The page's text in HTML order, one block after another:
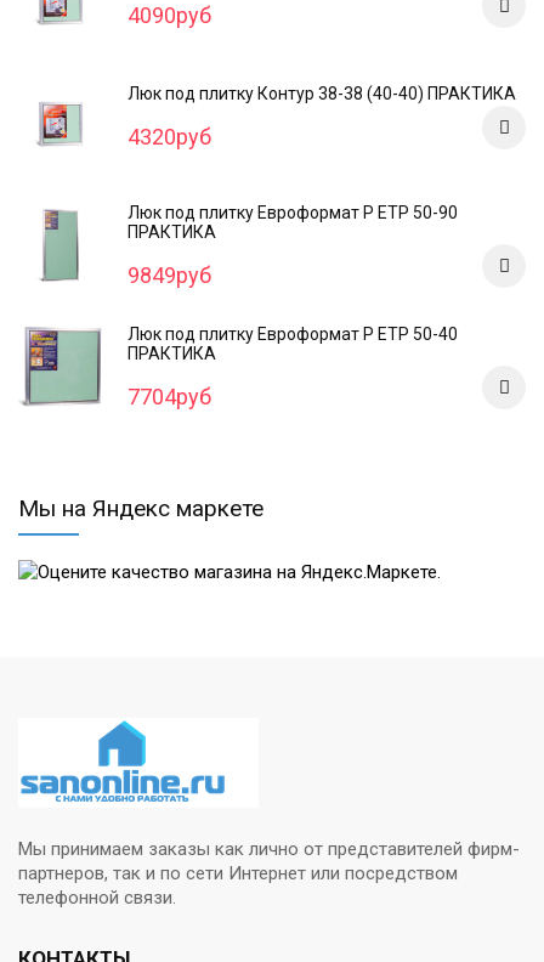
4090руб
Люк под плитку Контур 38-38 (40-40) ПРАКТИКА
4320руб
Люк под плитку Евроформат Р ЕТР 50-90
ПРАКТИКА
9849руб
Люк под плитку Евроформат Р ЕТР 50-40
ПРАКТИКА
7704руб
Мы на Яндекс маркете
Мы принимаем заказы как лично от представителей фирм-
партнеров, так и по сети Интернет или посредством
телефонной связи.